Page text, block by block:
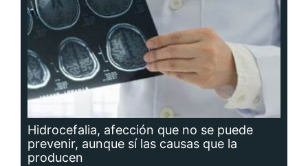
Hidrocefalia, afección que no se puede
prevenir, aunque sí las causas que la
producen